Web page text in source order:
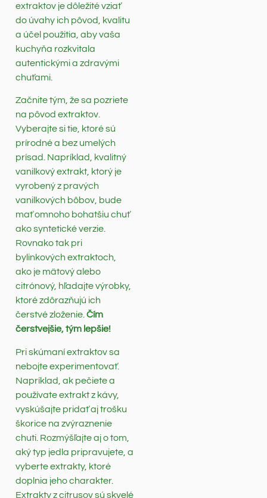
extraktov je dôležité vziať
do úvahy ich pôvod, kvalitu
a účel použitia, aby vaša
kuchyňa rozkvitala
autentickými a zdravými
chuťami.
Začnite tým, že sa pozriete
na pôvod extraktov.
Vyberajte si tie, ktoré sú
prírodné a bez umelých
prísad. Napríklad, kvalitný
vanilkový extrakt, ktorý je
vyrobený z pravých
vanilkových bôbov, bude
mať omnoho bohatšiu chuť
ako syntetické verzie.
Rovnako tak pri
bylinkových extraktoch,
ako je mätový alebo
citrónový, hľadajte výrobky,
ktoré zdôrazňujú ich
čerstvé zloženie.Čím
čerstvejšie, tým lepšie!
Pri skúmaní extraktov sa
nebojte experimentovať.
Napríklad, ak pečiete a
používate extrakt z kávy,
vyskúšajte pridať aj trošku
škorice na zvýraznenie
chuti. Rozmýšľajte aj o tom,
aký typ jedla pripravujete, a
vyberte extrakty, ktoré
doplnia jeho charakter.
Extrakty z citrusov sú skvelé